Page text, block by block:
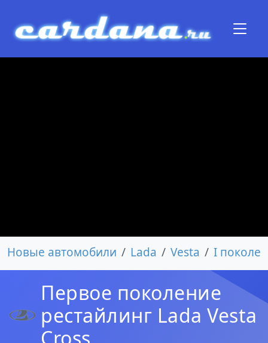
Новые автомобили Lada Vesta I
Первое поколение
рестайлинг Lada Vesta